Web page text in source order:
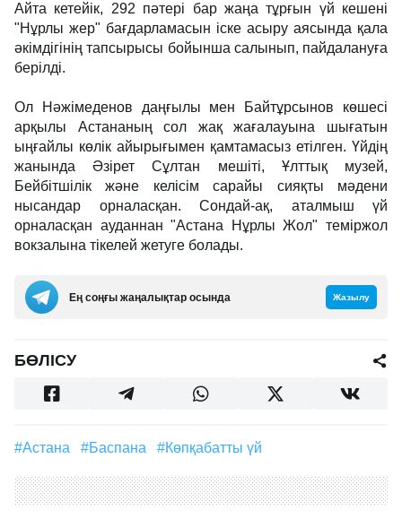
Айта кетейік, 292 пәтері бар жаңа тұрғын үй кешені
"Нұрлы жер" бағдарламасын іске асыру аясында қала
әкімдігінің тапсырысы бойынша салынып, пайдалануға
берілді.
Ол Нәжімеденов даңғылы мен Байтұрсынов көшесі
арқылы Астананың сол жақ жағалауына шығатын
ыңғайлы көлік айырығымен қамтамасыз етілген. Үйдің
жанында Әзірет Сұлтан мешіті, Ұлттық музей,
Бейбітшілік және келісім сарайы сияқты мәдени
нысандар орналасқан. Сондай-ақ, аталмыш үй
орналасқан ауданнан "Астана Нұрлы Жол" теміржол
вокзалына тікелей жетуге болады.
Ең соңғы жаңалықтар осында Жазылу
БӨЛІСУ
#Астана #баспана #көпқабатты үй